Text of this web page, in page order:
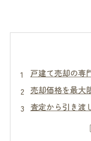
戸建て売却の専
売却価格を最大
査定から引き渡
スムーズな売却